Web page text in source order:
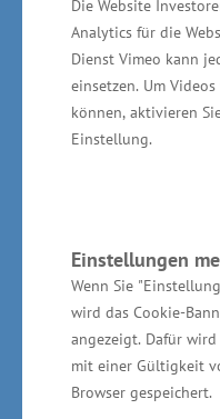
Die Website
Analytics für die
Dienst Vimeo kann
einsetzen. Um
können, aktivieren
Einstellung.
Einstellungen
Wenn Sie
wird das Cookie-
angezeigt. Dafür
mit einer Gültigkeit
Browser gespeichert.
Berufsausbildung
noch näher
Ausbildungssystem
Hier werden wir
Fachkräfte, die die
weiter entwickeln
weiterzubilden. Ziel
Wirkungsweise
Berufsausbildung,
zu erläutern, besser